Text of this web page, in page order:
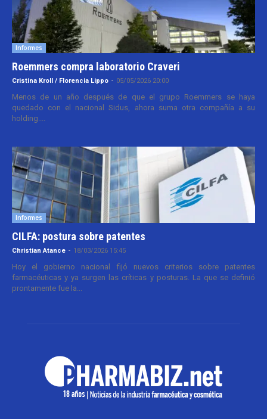
Informes
Roemmers compra laboratorio Craveri
Cristina Kroll / Florencia Lippo - 05/05/2026 20:00
Menos de un año después de que el grupo Roemmers se haya
quedado con el nacional Sidus, ahora suma otra compañía a su
holding....
Informes
CILFA: postura sobre patentes
Christian Atance - 18/03/2026 15:45
Hoy el gobierno nacional fijó nuevos criterios sobre patentes
farmacéuticas y ya surgen las críticas y posturas. La que se definió
prontamente fue la...